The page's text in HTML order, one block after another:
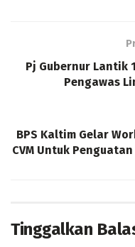
Pj Gubernur Lantik
Pengawas
BPS Kaltim Gelar
CVM Untuk
Tinggalkan